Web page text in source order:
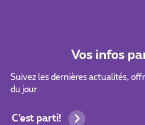
Vos infos
Suivez les dernières actualités,
du jour
C’est parti!